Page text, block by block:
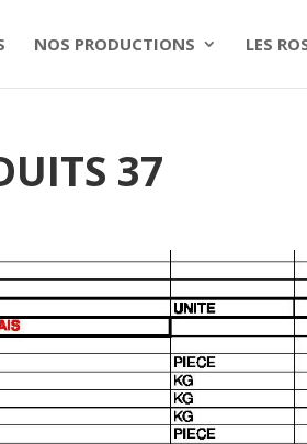
NOS PRODUCTIONS LES
37